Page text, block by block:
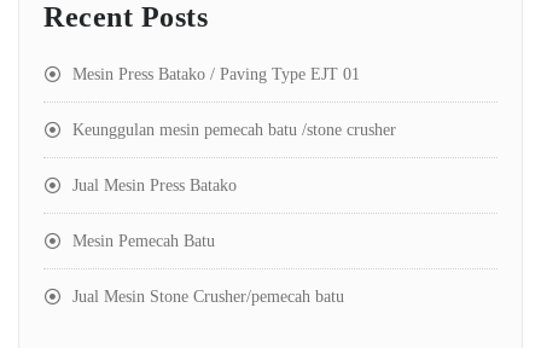
Recent Posts
Mesin Press Batako / Paving Type EJT 01
Keunggulan mesin pemecah batu /stone crusher
Jual Mesin Press Batako
Mesin Pemecah Batu
Jual Mesin Stone Crusher/pemecah batu